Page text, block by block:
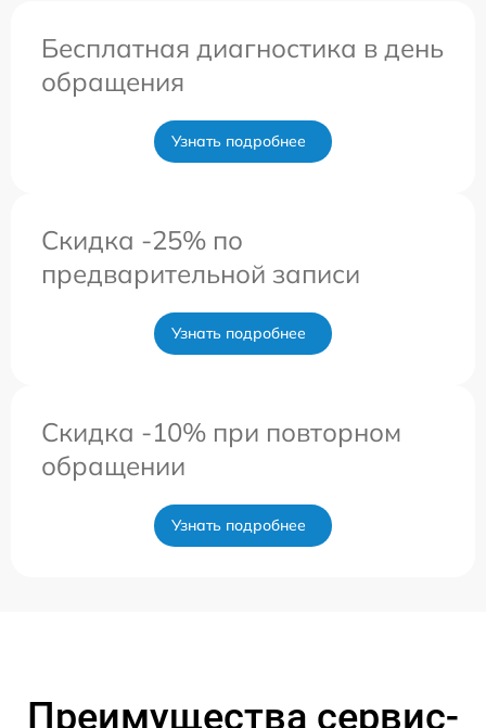
Бесплатная диагностика в день
обращения
Узнать подробнее
Скидка -25% по
предварительной записи
Узнать подробнее
Скидка -10% при повторном
обращении
Узнать подробнее
Преимущества сервис-